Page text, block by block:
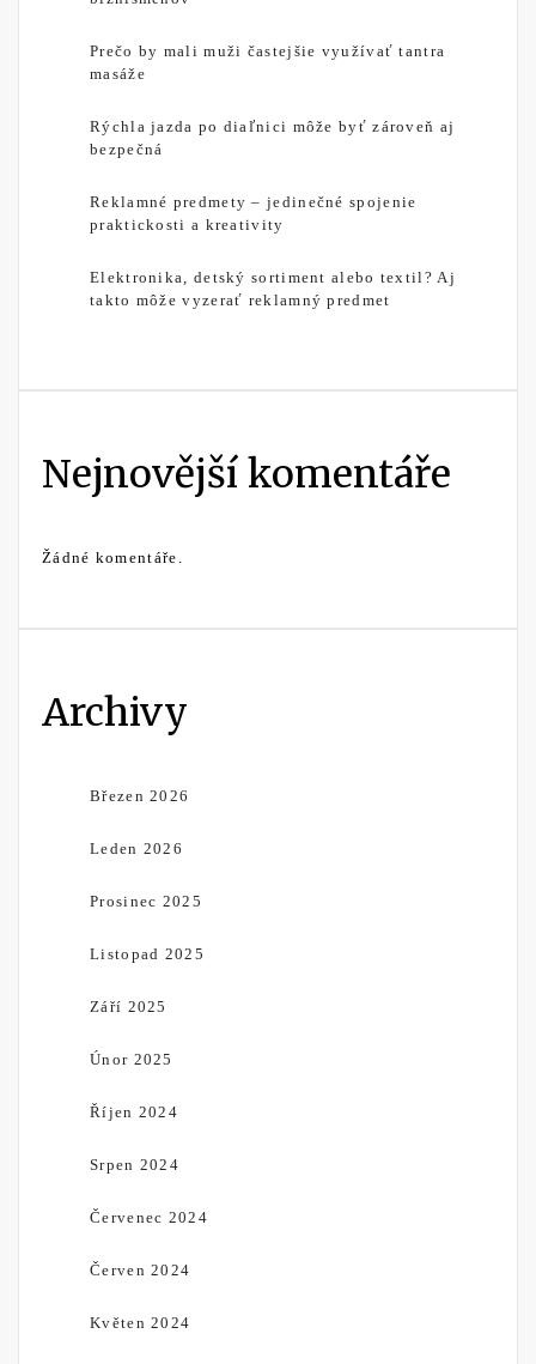
Prečo by mali muži častejšie využívať tantra
masáže
Rýchla jazda po diaľnici môže byť zároveň aj
bezpečná
Reklamné predmety – jedinečné spojenie
praktickosti a kreativity
Elektronika, detský sortiment alebo textil? Aj
takto môže vyzerať reklamný predmet
Nejnovější komentáře
Žádné komentáře.
Archivy
Březen 2026
Leden 2026
Prosinec 2025
Listopad 2025
Září 2025
Únor 2025
Říjen 2024
Srpen 2024
Červenec 2024
Červen 2024
Květen 2024